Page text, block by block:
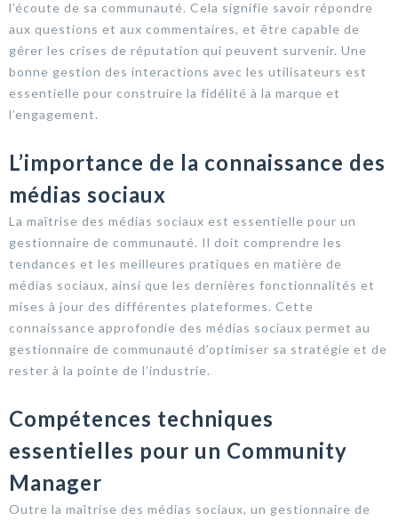
l’écoute de sa communauté. Cela signifie savoir répondre
aux questions et aux commentaires, et être capable de
gérer les crises de réputation qui peuvent survenir. Une
bonne gestion des interactions avec les utilisateurs est
essentielle pour construire la fidélité à la marque et
l’engagement.
L’importance de la connaissance des
médias sociaux
La maîtrise des médias sociaux est essentielle pour un
gestionnaire de communauté. Il doit comprendre les
tendances et les meilleures pratiques en matière de
médias sociaux, ainsi que les dernières fonctionnalités et
mises à jour des différentes plateformes. Cette
connaissance approfondie des médias sociaux permet au
gestionnaire de communauté d’optimiser sa stratégie et de
rester à la pointe de l’industrie.
Compétences techniques
essentielles pour un Community
Manager
Outre la maîtrise des médias sociaux, un gestionnaire de